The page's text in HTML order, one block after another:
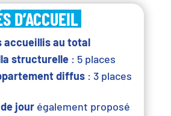
D’ACCUEIL
accueillis au total
structurelle: 5 places
diffus: 3 places
jourégalement proposé